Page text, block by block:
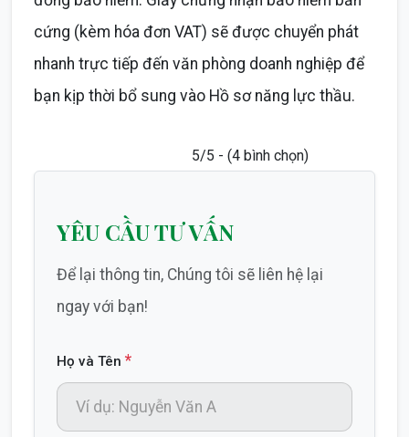
cứng (kèm hóa đơn VAT) sẽ được chuyển phát
nhanh trực tiếp đến văn phòng doanh nghiệp để
bạn kịp thời bổ sung vào Hồ sơ năng lực thầu.
5/5 - (4 bình chọn)
YÊU CẦU TƯ VẤN
Để lại thông tin, Chúng tôi sẽ liên hệ lại
ngay với bạn!
Họ và Tên *